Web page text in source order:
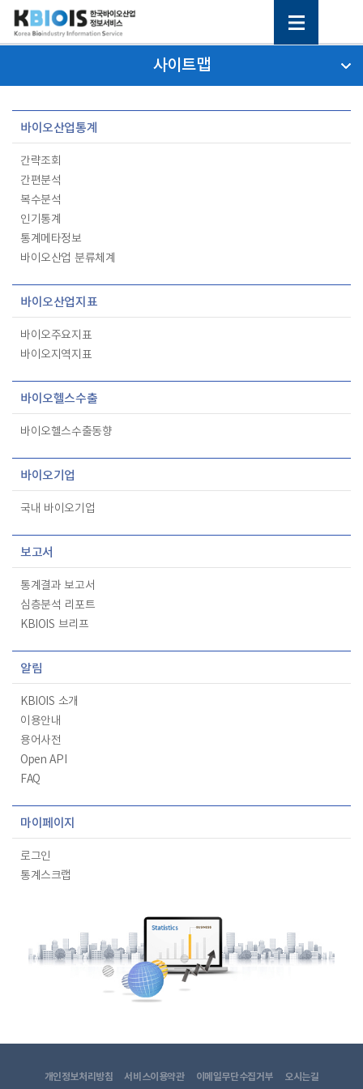
사이트맵
바이오산업통계
간략조회
간편분석
복수분석
인기통계
통계메타정보
바이오산업 분류체계
바이오산업지표
바이오주요지표
바이오지역지표
바이오헬스수출
바이오헬스수출동향
바이오기업
국내 바이오기업
보고서
통계결과 보고서
심층분석 리포트
KBIOIS 브리프
알림
KBIOIS 소개
이용안내
용어사전
Open API
FAQ
마이페이지
로그인
통계스크랩
개인정보처리방침 서비스이용약관 이메일무단수집거부 오시는길